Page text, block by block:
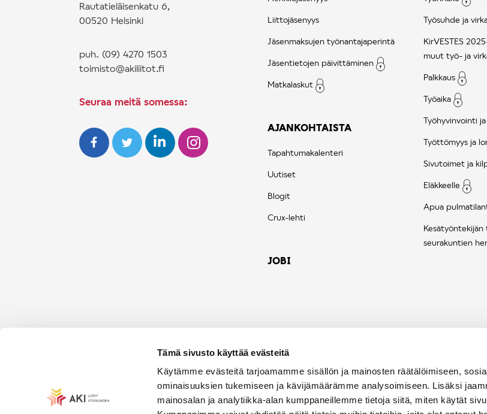
Tämä sivusto käyttää evästeitä
Käytämme evästeitä tarjoamamme sisällön ja mainosten räätälöimiseen,
ominaisuuksien tukemiseen ja kävijämäärämme analysoimiseen. Lisäksi
mainosalan ja analytiikka-alan kumppaneillemme tietoja siitä, miten käytät
Rautatieläisenkatu 6,
00520 Helsinki
puh. (09) 4270 1503
toimisto@akiliitot.fi
Seuraa meitä somessa:
Liittojäsenyys
Jäsenmaksujen työnantajaperintä
Jäsentietojen päivittäminen
Matkalaskut
AJANKOHTAISTA
Tapahtumakalenteri
Uutiset
Blogit
Crux-lehti
JOBI
Työsuhde ja
KirVESTES
muut työ- ja
Palkkaus
Työaika
Työhyvinvointi
Työttömyys ja
Sivutoimet ja
Eläkkeelle
Apua
seurakuntien